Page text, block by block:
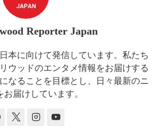
Reporter Japan
本に向けて発信しています。私たち
ウッドのエンタメ情報をお届けする
なることを目標とし、日々最新のニ
お届けしています。